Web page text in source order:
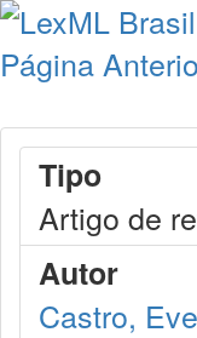
Página
Tipo
Artigo de
Autor
Castro,